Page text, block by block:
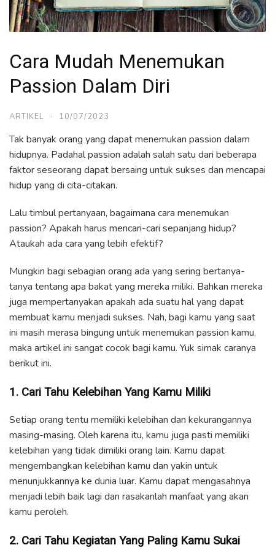
Cara Mudah Menemukan
Passion Dalam Diri
ARTIKEL · 10/07/2023
Tak banyak orang yang dapat menemukan passion dalam
hidupnya. Padahal passion adalah salah satu dari beberapa
faktor seseorang dapat bersaing untuk sukses dan mencapai
hidup yang di cita-citakan.
Lalu timbul pertanyaan, bagaimana cara menemukan
passion? Apakah harus mencari-cari sepanjang hidup?
Ataukah ada cara yang lebih efektif?
Mungkin bagi sebagian orang ada yang sering bertanya-
tanya tentang apa bakat yang mereka miliki. Bahkan mereka
juga mempertanyakan apakah ada suatu hal yang dapat
membuat kamu menjadi sukses. Nah, bagi kamu yang saat
ini masih merasa bingung untuk menemukan passion kamu,
maka artikel ini sangat cocok bagi kamu. Yuk simak caranya
berikut ini.
1. Cari Tahu Kelebihan Yang Kamu Miliki
Setiap orang tentu memiliki kelebihan dan kekurangannya
masing-masing. Oleh karena itu, kamu juga pasti memiliki
kelebihan yang tidak dimiliki orang lain. Kamu dapat
mengembangkan kelebihan kamu dan yakin untuk
menunjukkannya ke dunia luar. Kamu dapat mengasahnya
menjadi lebih baik lagi dan rasakanlah manfaat yang akan
kamu peroleh.
2. Cari Tahu Kegiatan Yang Paling Kamu Sukai